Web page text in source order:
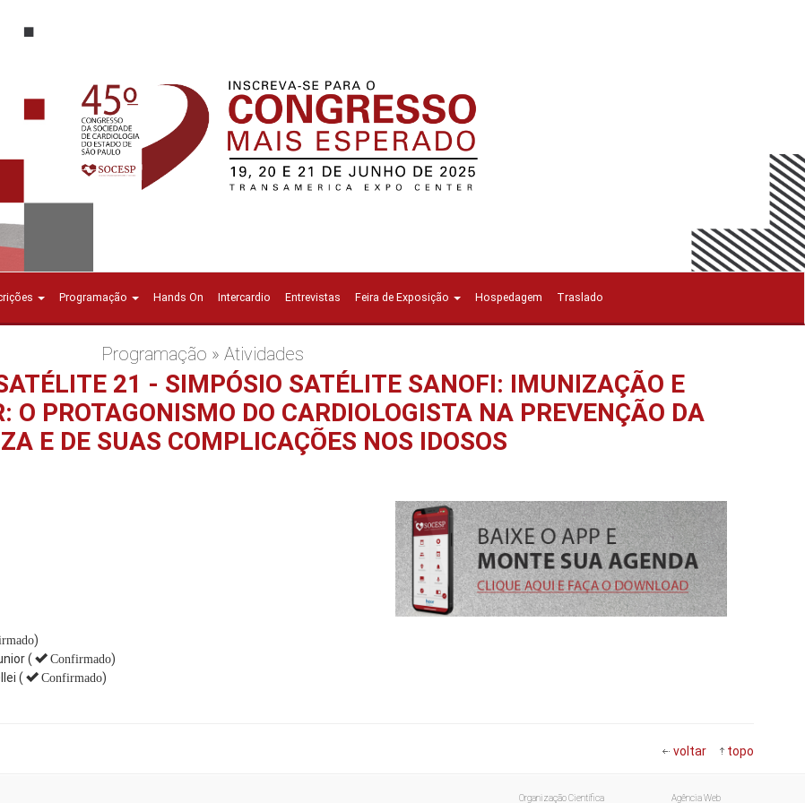
Programação Hands On Intercardio Entrevistas Feira de Exposição Hospedagem Traslado
Programação » Atividades
21 - SIMPÓSIO SATÉLITE SANOFI: IMUNIZAÇÃO E
O PROTAGONISMO DO CARDIOLOGISTA NA PREVENÇÃO DA
E DE SUAS COMPLICAÇÕES NOS IDOSOS
)
( Confirmado)
( Confirmado)
voltar topo
Organização Científica Agência Web